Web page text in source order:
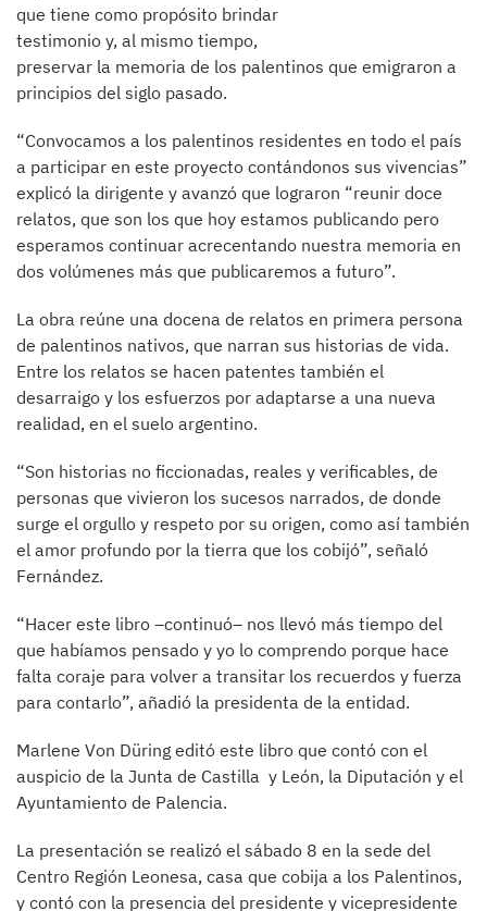
que tiene como propósito brindar
testimonio y, al mismo tiempo,
preservar la memoria de los palentinos que emigraron a
principios del siglo pasado.
“Convocamos a los palentinos residentes en todo el país
a participar en este proyecto contándonos sus vivencias”
explicó la dirigente y avanzó que lograron “reunir doce
relatos, que son los que hoy estamos publicando pero
esperamos continuar acrecentando nuestra memoria en
dos volúmenes más que publicaremos a futuro”.
La obra reúne una docena de relatos en primera persona
de palentinos nativos, que narran sus historias de vida.
Entre los relatos se hacen patentes también el
desarraigo y los esfuerzos por adaptarse a una nueva
realidad, en el suelo argentino.
“Son historias no ficcionadas, reales y verificables, de
personas que vivieron los sucesos narrados, de donde
surge el orgullo y respeto por su origen, como así también
el amor profundo por la tierra que los cobijó”, señaló
Fernández.
“Hacer este libro –continuó­– nos llevó más tiempo del
que habíamos pensado y yo lo comprendo porque hace
falta coraje para volver a transitar los recuerdos y fuerza
para contarlo”, añadió la presidenta de la entidad.
Marlene Von Düring editó este libro que contó con el
auspicio de la Junta de Castilla y León, la Diputación y el
Ayuntamiento de Palencia.
La presentación se realizó el sábado 8 en la sede del
Centro Región Leonesa, casa que cobija a los Palentinos,
y contó con la presencia del presidente y vicepresidente